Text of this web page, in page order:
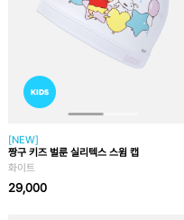
[NEW]
짱구 키즈 벌룬 실리텍스 스윔 캡
화이트
29,000